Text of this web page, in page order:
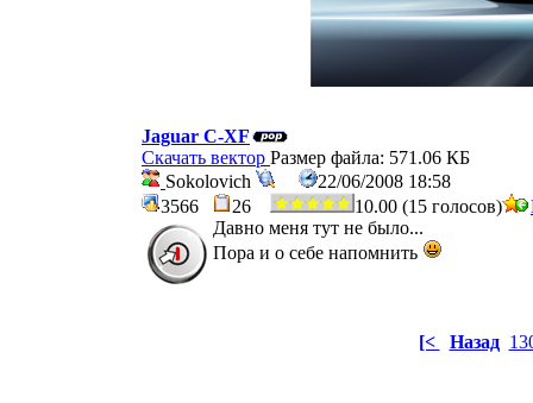
Jaguar C-XF
Скачать вектор Размер файла: 571.06 КБ
Sokolovich
22/06/2008 18:58
3566
26 10.00 (15 голосов)
Давно меня тут не было...
Пора и о себе напомнить
[< Назад